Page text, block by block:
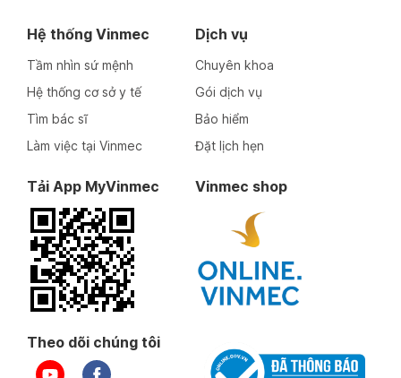
Hệ thống Vinmec
Tầm nhìn sứ mệnh
Hệ thống cơ sở y tế
Tìm bác sĩ
Làm việc tại Vinmec
Dịch vụ
Chuyên khoa
Gói dịch vụ
Bảo hiểm
Đặt lịch hẹn
Tải App MyVinmec Vinmec shop
Theo dõi chúng tôi